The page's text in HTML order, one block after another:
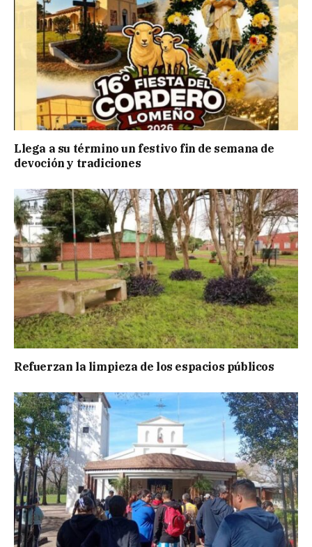
Llega a su término un festivo fin de semana de
devoción y tradiciones
Refuerzan la limpieza de los espacios públicos